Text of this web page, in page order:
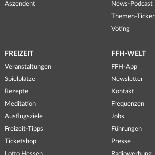
Aszendent
News-Podcast
Themen-Ticker
Voting
FREIZEIT
Veranstaltungen
Spielplätze
Rezepte
Meditation
Ausflugsziele
Freizeit-Tipps
Ticketshop
Lotto Hessen
FFH-WELT
FFH-App
Newsletter
Kontakt
Frequenzen
Jobs
Führungen
Presse
Radiowerbung